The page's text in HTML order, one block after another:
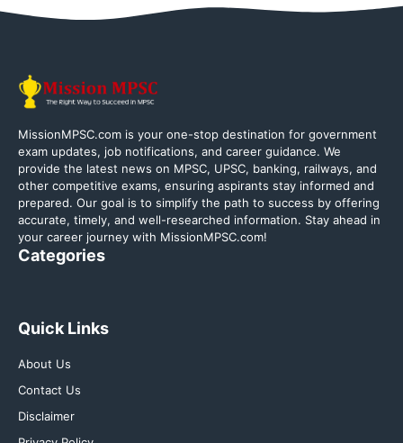
MissionMPSC.com is your one-stop destination for government
exam updates, job notifications, and career guidance. We
provide the latest news on MPSC, UPSC, banking, railways, and
other competitive exams, ensuring aspirants stay informed and
prepared. Our goal is to simplify the path to success by offering
accurate, timely, and well-researched information. Stay ahead in
your career journey with MissionMPSC.com!
Categories
Quick Links
About Us
Contact Us
Disclaimer